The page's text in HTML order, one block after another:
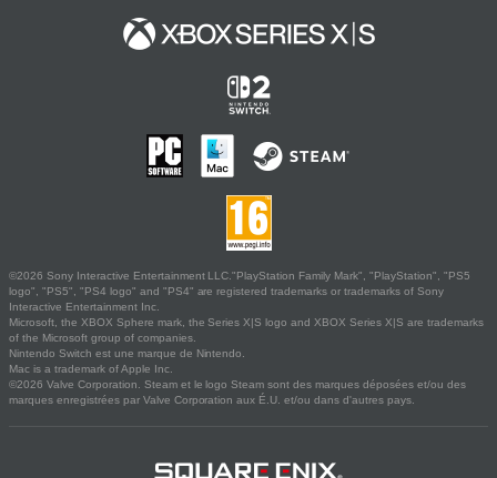
©2026 Sony Interactive Entertainment LLC."PlayStation Family Mark", "PlayStation", "PS5
logo", "PS5", "PS4 logo" and "PS4" are registered trademarks or trademarks of Sony
Interactive Entertainment Inc.
Microsoft, the XBOX Sphere mark, the Series X|S logo and XBOX Series X|S are trademarks
of the Microsoft group of companies.
Nintendo Switch est une marque de Nintendo.
Mac is a trademark of Apple Inc.
©2026 Valve Corporation. Steam et le logo Steam sont des marques déposées et/ou des
marques enregistrées par Valve Corporation aux É.U. et/ou dans d'autres pays.